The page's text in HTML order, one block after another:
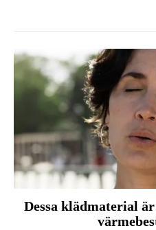
Dessa klädmaterial